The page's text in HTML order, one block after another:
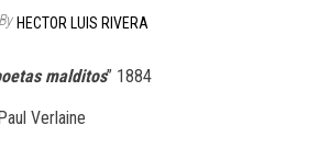
By HECTOR LUIS RIVERA
malditos” 1884